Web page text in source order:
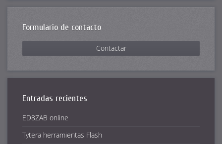
Formulario de contacto
Contactar
Entradas recientes
ED8ZAB online
Tytera herramientas Flash